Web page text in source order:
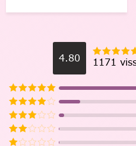
4.80 1171